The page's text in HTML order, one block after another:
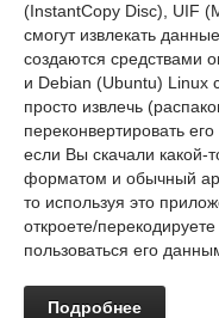
(InstantCopy Disc), UIF
смогут извлекать
создаются средствами
и Debian (Ubuntu) Linux
просто извлечь
переконвертировать
если Вы скачали
форматом и обычный
то используя это
откроете/
пользоваться его
Подробнее